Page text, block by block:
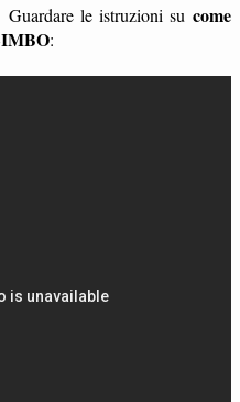
le istruzioni su come
: